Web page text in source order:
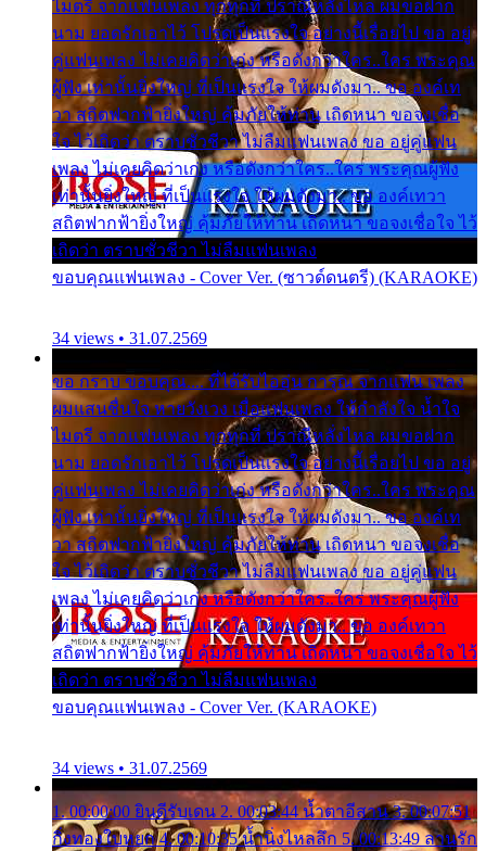
ไมตรี จากแฟนเพลง ทุกทุกที่ ปราณีหลั่งไหล ผมขอฝาก
นาม ยอดรักเอาไว้ โปรดเป็นแรงใจ อย่างนี้เรื่อยไป ขอ อยู่
คู่แฟนเพลง ไม่เคยคิดว่าเก่ง หรือดังกว่าใคร..ใคร พระคุณ
ผู้ฟัง เท่านั้นยิ่งใหญ่ ที่เป็นแรงใจ ให้ผมดังมา.. ขอ องค์เท
วา สถิตฟากฟ้ายิ่งใหญ่ คุ้มภัยให้ท่าน เถิดหนา ขอจงเชื่อ
ใจ ไว้เถิดว่า ตราบชั่วชีวา ไม่ลืมแฟนเพลง ขอ อยู่คู่แฟน
เพลง ไม่เคยคิดว่าเก่ง หรือดังกว่าใคร..ใคร พระคุณผู้ฟัง
เท่านั้นยิ่งใหญ่ ที่เป็นแรงใจ ให้ผมดังมา.. ขอ องค์เทวา
สถิตฟากฟ้ายิ่งใหญ่ คุ้มภัยให้ท่าน เถิดหนา ขอจงเชื่อใจ ไว้
เถิดว่า ตราบชั่วชีวา ไม่ลืมแฟนเพลง
ขอบคุณแฟนเพลง - Cover Ver. (ซาวด์ดนตรี) (KARAOKE)
34 views • 31.07.2569
ขอ กราบ ขอบคุณ.... ที่ได้รับไออุ่น การุณ จากแฟน เพลง
ผมแสนชื่นใจ หายวังเวง เมื่อแฟนเพลง ให้กำลังใจ น้ำใจ
ไมตรี จากแฟนเพลง ทุกทุกที่ ปราณีหลั่งไหล ผมขอฝาก
นาม ยอดรักเอาไว้ โปรดเป็นแรงใจ อย่างนี้เรื่อยไป ขอ อยู่
คู่แฟนเพลง ไม่เคยคิดว่าเก่ง หรือดังกว่าใคร..ใคร พระคุณ
ผู้ฟัง เท่านั้นยิ่งใหญ่ ที่เป็นแรงใจ ให้ผมดังมา.. ขอ องค์เท
วา สถิตฟากฟ้ายิ่งใหญ่ คุ้มภัยให้ท่าน เถิดหนา ขอจงเชื่อ
ใจ ไว้เถิดว่า ตราบชั่วชีวา ไม่ลืมแฟนเพลง ขอ อยู่คู่แฟน
เพลง ไม่เคยคิดว่าเก่ง หรือดังกว่าใคร..ใคร พระคุณผู้ฟัง
เท่านั้นยิ่งใหญ่ ที่เป็นแรงใจ ให้ผมดังมา.. ขอ องค์เทวา
สถิตฟากฟ้ายิ่งใหญ่ คุ้มภัยให้ท่าน เถิดหนา ขอจงเชื่อใจ ไว้
เถิดว่า ตราบชั่วชีวา ไม่ลืมแฟนเพลง
ขอบคุณแฟนเพลง - Cover Ver. (KARAOKE)
34 views • 31.07.2569
1. 00:00:00 ยินดีรับเดน 2. 00:03:44 น้ำตาอีสาน 3. 00:07:51
กิ่งทองใบหยก 4. 00:10:35 น้ำนิ่งไหลลึก 5. 00:13:49 ลานรัก